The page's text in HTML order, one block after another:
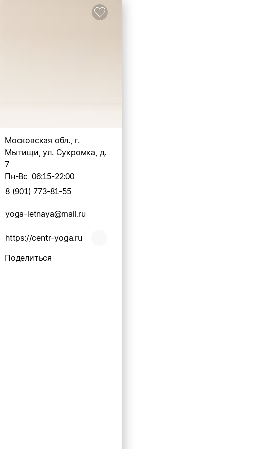
Московская обл., г.
Мытищи, ул. Сукромка, д.
7
Пн-Вс 06:15-22:00
8 (901) 773-81-55
yoga-letnaya@mail.ru
https://centr-yoga.ru
Поделиться